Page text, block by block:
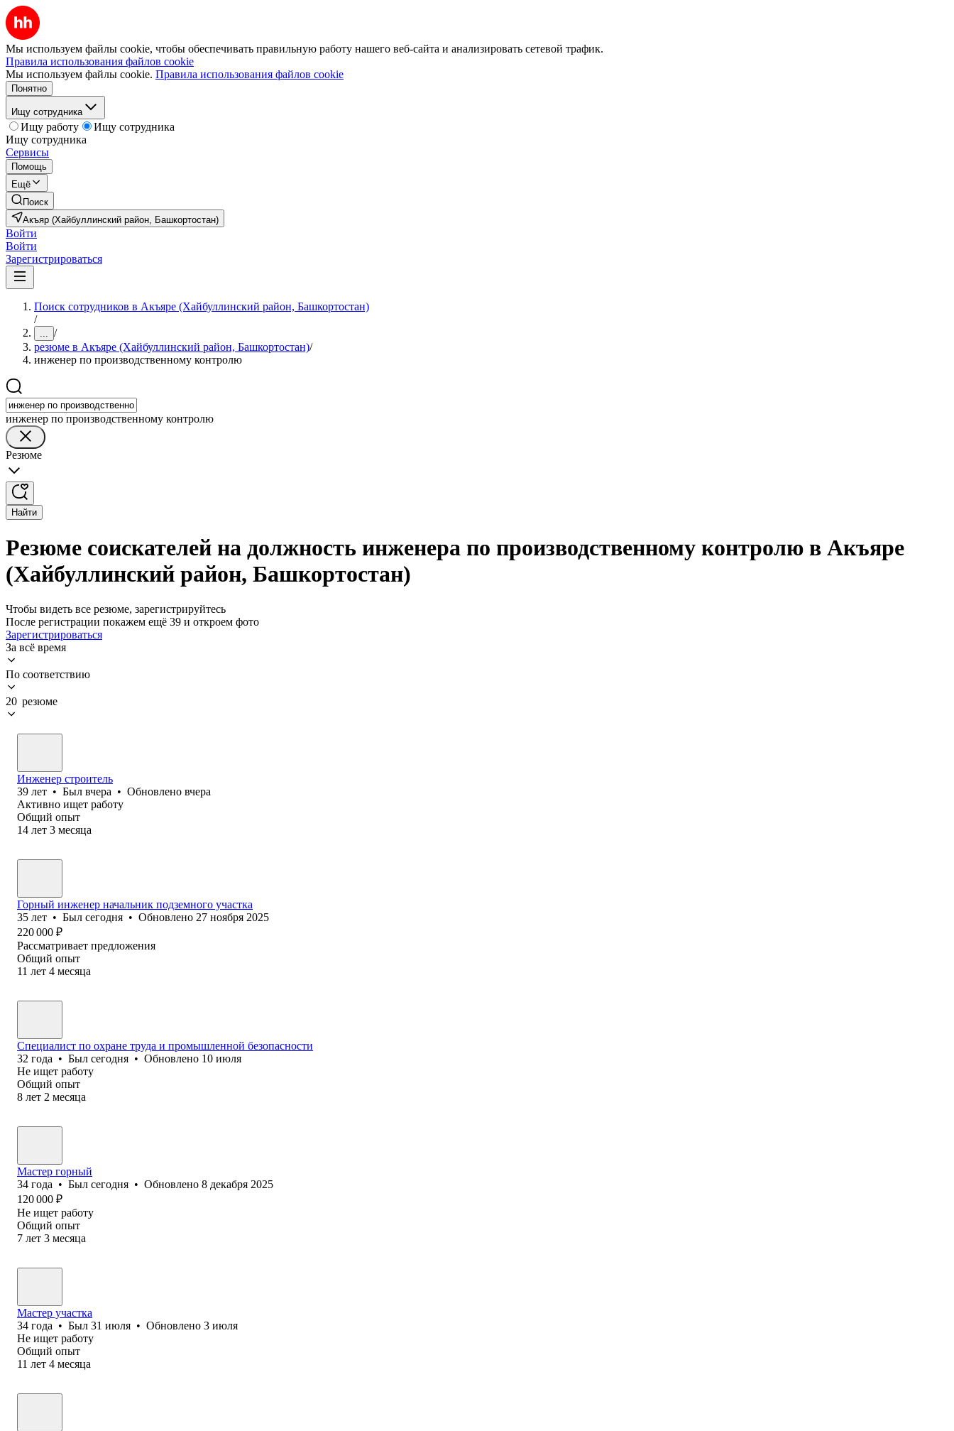
Мы используем файлы cookie, чтобы обеспечивать правильную работу нашего веб-сайта и анализировать сетевой трафик.
Правила использования файлов cookie
Мы используем файлы cookie. Правила использования файлов cookie
Понятно
Ищу сотрудника
Ищу работу
Ищу сотрудника
Ищу сотрудника
Сервисы
Помощь
Ещё
Поиск
Акъяр (Хайбуллинский район, Башкортостан)
Войти
Войти
Зарегистрироваться
Поиск сотрудников в Акъяре (Хайбуллинский район, Башкортостан)
/
... /
резюме в Акъяре (Хайбуллинский район, Башкортостан)/
инженер по производственному контролю
инженер по производственному контролю
Резюме
Найти
Резюме соискателей на должность инженера по производственному контролю в Акъяре
(Хайбуллинский район, Башкортостан)
Чтобы видеть все резюме, зарегистрируйтесь
После регистрации покажем ещё 39 и откроем фото
Зарегистрироваться
За всё время
По соответствию
20 резюме
Инженер строитель
39 лет • Был вчера • Обновлено вчера
Активно ищет работу
Общий опыт
14 лет 3 месяца
Горный инженер начальник подземного участка
35 лет • Был сегодня • Обновлено 27 ноября 2025
220 000 ₽
Рассматривает предложения
Общий опыт
11 лет 4 месяца
Специалист по охране труда и промышленной безопасности
32 года • Был сегодня • Обновлено 10 июля
Не ищет работу
Общий опыт
8 лет 2 месяца
Мастер горный
34 года • Был сегодня • Обновлено 8 декабря 2025
120 000 ₽
Не ищет работу
Общий опыт
7 лет 3 месяца
Мастер участка
34 года • Был 31 июля • Обновлено 3 июля
Не ищет работу
Общий опыт
11 лет 4 месяца